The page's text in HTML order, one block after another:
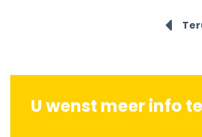
U wenst meer info